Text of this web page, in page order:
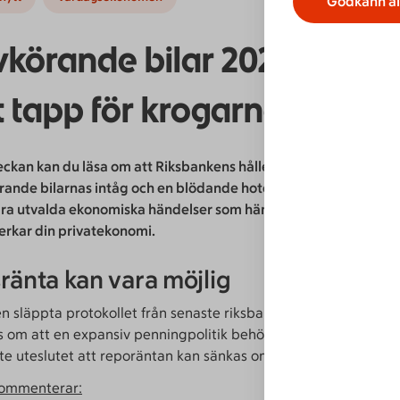
bilar 2025 och
tapp för krogarna
kan du läsa om att Riksbankens håller öppna dörrar för
bilarnas intåg och en blödande hotell- och
utvalda ekonomiska händelser som hänt i veckan. Läs mer
din privatekonomi.
kan vara möjlig
släppta protokollet från senaste riksbanksmötet visar att
om att en expansiv penningpolitik behöver en lång tid
uteslutet att reporäntan kan sänkas om det bedöms